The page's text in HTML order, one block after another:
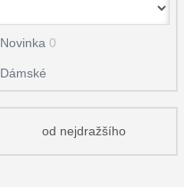
Novinka 0
Dámské
od nejdražšího